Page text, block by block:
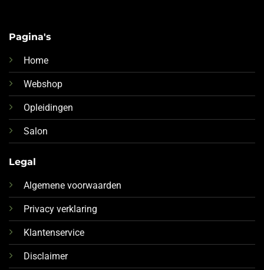
Pagina's
Home
Webshop
Opleidingen
Salon
Legal
Algemene voorwaarden
Privacy verklaring
Klantenservice
Disclaimer